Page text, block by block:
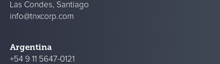
Las Condes, Santiago
info@tnxcorp.com
Argentina
+54 9 11 5647-0121